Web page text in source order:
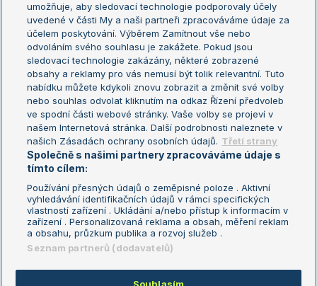
Sázkařský žebříček
Wimbledon
US Open
Turnaj mistrů
Turnaj mistryň
Aktualní trendy
Fotbalové přestupy
Livesport Daily
LS Prague Open
Podmínky užití
Nastavení soukromí
GDPR a žurnalistika
Reklama
Kontakt
Informace o zpracování osobních
údajů
umožňuje, aby sledovací technologie podporovaly účely
uvedené v části My a naši partneři zpracováváme údaje za
účelem poskytování. Výběrem Zamítnout vše nebo
odvoláním svého souhlasu je zakážete. Pokud jsou
sledovací technologie zakázány, některé zobrazené
obsahy a reklamy pro vás nemusí být tolik relevantní. Tuto
nabídku můžete kdykoli znovu zobrazit a změnit své volby
nebo souhlas odvolat kliknutím na odkaz Řízení předvoleb
ve spodní části webové stránky. Vaše volby se projeví v
našem Internetová stránka. Další podrobnosti naleznete v
našich Zásadách ochrany osobních údajů. Třetí strany
Společně s našimi partnery zpracováváme údaje s
tímto cílem:
Používání přesných údajů o zeměpisné poloze . Aktivní
vyhledávání identifikačních údajů v rámci specifických
vlastností zařízení . Ukládání a/nebo přístup k informacím v
zařízení . Personalizovaná reklama a obsah, měření reklam
a obsahu, průzkum publika a rozvoj služeb .
Seznam partnerů (dodavatelů)